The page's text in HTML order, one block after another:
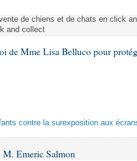
de chiens et de chats en click
and collect
de Mme Lisa Belluco pour
contre la surexposition aux
M. Emeric Salmon